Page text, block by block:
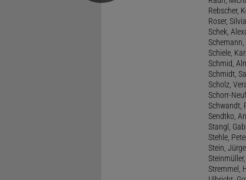
Rebscher,
Roser,
Schek,
Schemann,
Schiele,
Schmid,
Schmidt,
Scholz,
Schorr-
Schwandt,
Sendtko,
Stangl,
Stehle,
Stein,
Stremmel,